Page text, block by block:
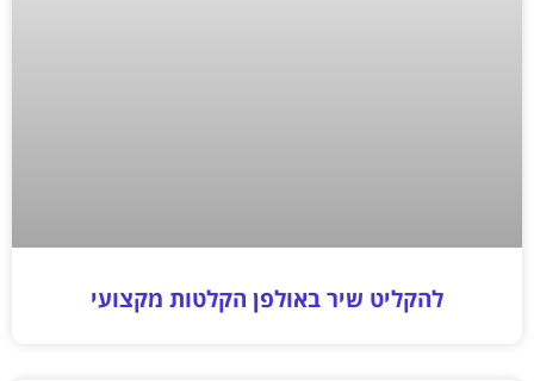
להקליט שיר באולפן הקלטות מקצועי